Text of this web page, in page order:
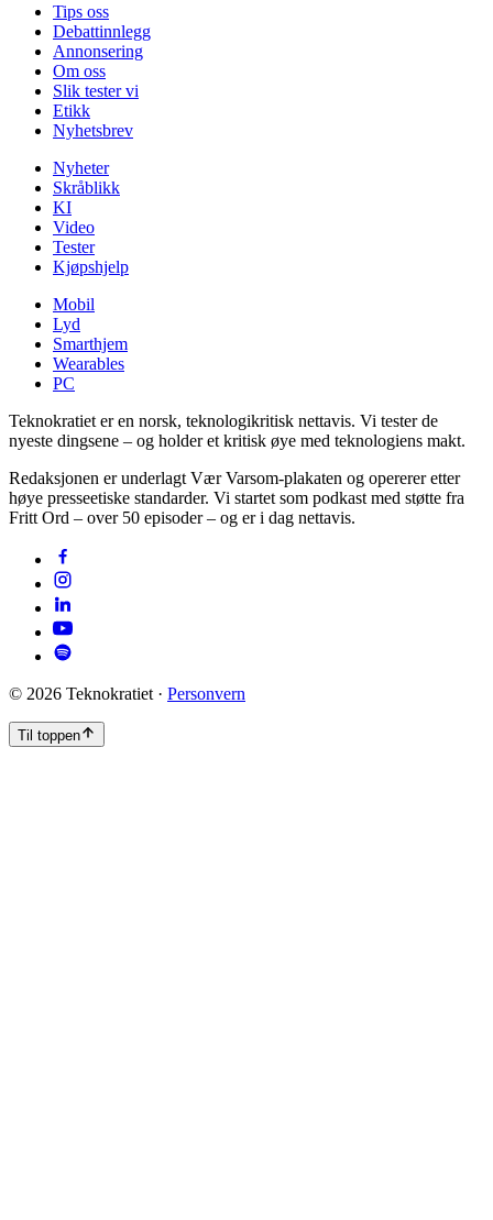
Tips oss
Debattinnlegg
Annonsering
Om oss
Slik tester vi
Etikk
Nyhetsbrev
Nyheter
Skråblikk
KI
Video
Tester
Kjøpshjelp
Mobil
Lyd
Smarthjem
Wearables
PC
Teknokratiet er en norsk, teknologikritisk nettavis. Vi tester de
nyeste dingsene – og holder et kritisk øye med teknologiens makt.
Redaksjonen er underlagt Vær Varsom-plakaten og opererer etter
høye presseetiske standarder. Vi startet som podkast med støtte fra
Fritt Ord – over 50 episoder – og er i dag nettavis.
© 2026 Teknokratiet · Personvern
Til toppen